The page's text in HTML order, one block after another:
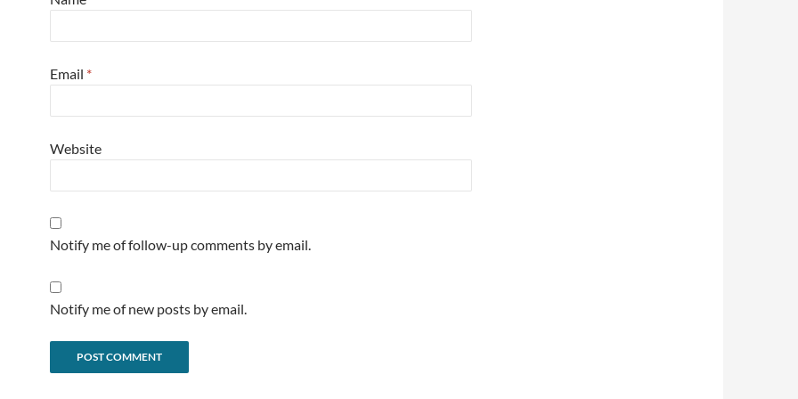
Email *
Website
Notify me of follow-up comments by email.
Notify me of new posts by email.